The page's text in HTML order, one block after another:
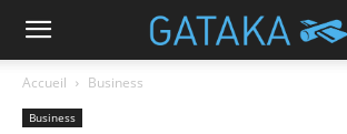
Accueil Business
Business